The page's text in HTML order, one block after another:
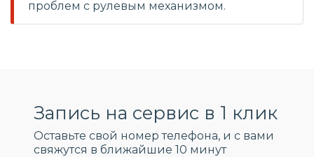
проблем с рулевым механизмом.
Запись на сервис в 1 клик
Оставьте свой номер телефона, и c вами
свяжутся в ближайшие 10 минут